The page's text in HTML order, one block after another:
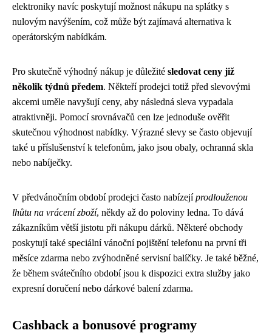
elektroniky navíc poskytují možnost nákupu na splátky s
nulovým navýšením, což může být zajímavá alternativa k
operátorským nabídkám.
Pro skutečně výhodný nákup je důležité sledovat ceny již
několik týdnů předem. Někteří prodejci totiž před slevovými
akcemi uměle navyšují ceny, aby následná sleva vypadala
atraktivněji. Pomocí srovnávačů cen lze jednoduše ověřit
skutečnou výhodnost nabídky. Výrazné slevy se často objevují
také u příslušenství k telefonům, jako jsou obaly, ochranná skla
nebo nabíječky.
V předvánočním období prodejci často nabízejíprodlouženou
lhůtu na vrácení zboží, někdy až do poloviny ledna. To dává
zákazníkům větší jistotu při nákupu dárků. Některé obchody
poskytují také speciální vánoční pojištění telefonu na první tři
měsíce zdarma nebo zvýhodněné servisní balíčky. Je také běžné,
že během svátečního období jsou k dispozici extra služby jako
expresní doručení nebo dárkové balení zdarma.
Cashback a bonusové programy